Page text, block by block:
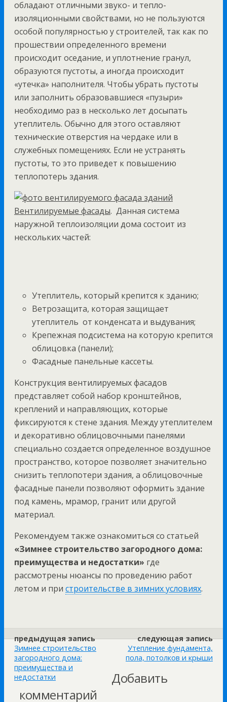
обладают отличными звуко- и тепло-
изоляционными свойствами, но не пользуются
особой популярностью у строителей, так как по
прошествии определенного времени
происходит оседание, и уплотнение гранул,
образуются пустоты, а иногда происходит
«утечка» наполнителя. Чтобы убрать пустоты
или заполнить образовавшиеся «пузыри»
необходимо раз в несколько лет досыпать
утеплитель. Обычно для этого оставляют
технические отверстия на чердаке или в
служебных помещениях. Если не устранять
пустоты, то это приведет к повышению
теплопотерь здания.
Вентилируемые фасады. Данная система
наружной теплоизоляции дома состоит из
нескольких частей:
Утеплитель, который крепится к зданию;
Ветрозащита, которая защищает
утеплитель от конденсата и выдувания;
Крепежная подсистема на которую крепится
облицовка (панели);
Фасадные панельные кассеты.
Конструкция вентилируемых фасадов
представляет собой набор кронштейнов,
креплений и направляющих, которые
фиксируются к стене здания. Между утеплителем
и декоративно облицовочными панелями
специально создается определенное воздушное
пространство, которое позволяет значительно
снизить теплопотери здания, а облицовочные
фасадные панели позволяют оформить здание
под камень, мрамор, гранит или другой
материал.
Рекомендуем также ознакомиться со статьей
«Зимнее строительство загородного дома:
преимущества и недостатки» где
рассмотрены нюансы по проведению работ
летом и при строительстве в зимних условиях.
предыдущая запись
Зимнее строительство
загородного дома:
преимущества и
недостатки
следующая запись
Утепление фундамента,
пола, потолков и крыши
Добавить
комментарий